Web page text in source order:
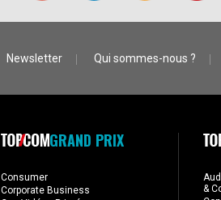
Newsletter Qui sommes-nous ?
GRAND PRIX
Consumer
Corporate Business
&